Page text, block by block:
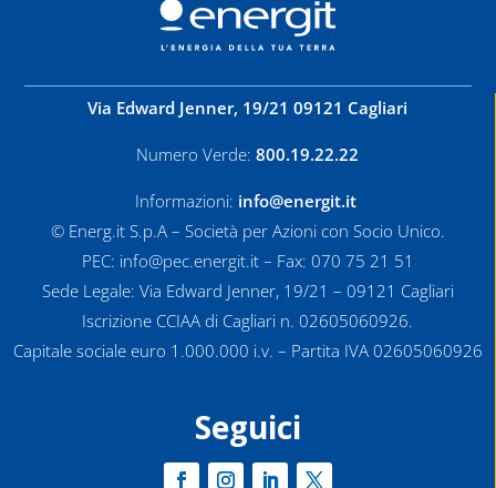
Via Edward Jenner, 19/21 09121 Cagliari
Numero Verde: 800.19.22.22
Informazioni: info@energit.it
© Energ.it S.p.A – Società per Azioni con Socio Unico.
PEC: info@pec.energit.it – Fax: 070 75 21 51
Sede Legale: Via Edward Jenner, 19/21 – 09121 Cagliari
Iscrizione CCIAA di Cagliari n. 02605060926.
Capitale sociale euro 1.000.000 i.v. – Partita IVA 02605060926
Seguici